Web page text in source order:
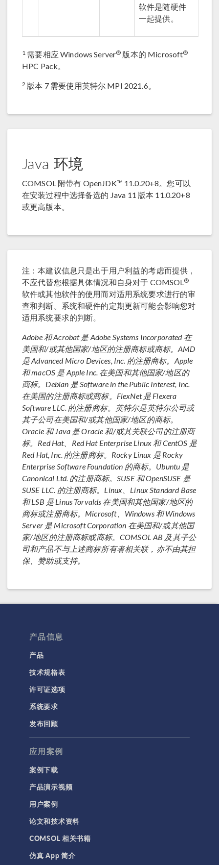
软件是随硬件
一起提供。
1 需要相应 Windows Server® 版本的 Microsoft®
HPC Pack。
2 版本 7 需要使用英特尔 MPI 2021.6。
Java 环境
COMSOL 附带有 OpenJDK™ 11.0.20+8。您可以
在安装过程中选择备选的 Java 11 版本 11.0.20+8
或更高版本。
注：本建议信息只是出于用户利益的考虑而提供，
不应代替您根据具体情况和自身对于 COMSOL®
软件或其他软件的使用而对适用系统要求进行的审
查和判断。系统和硬件的定期更新可能会影响您对
适用系统要求的判断。
Adobe 和 Acrobat 是 Adobe Systems Incorporated 在
美国和/或其他国家/地区的注册商标或商标。AMD
是 Advanced Micro Devices, Inc. 的注册商标。Apple
和 macOS 是 Apple Inc. 在美国和其他国家/地区的
商标。Debian 是 Software in the Public Interest, Inc.
在美国的注册商标或商标。FlexNet 是 Flexera
Software LLC. 的注册商标。英特尔是英特尔公司或
其子公司在美国和/或其他国家/地区的商标。
Oracle 和 Java 是 Oracle 和/或其关联公司的注册商
标。Red Hat、Red Hat Enterprise Linux 和 CentOS 是
Red Hat, Inc. 的注册商标。Rocky Linux 是 Rocky
Enterprise Software Foundation 的商标。Ubuntu 是
Canonical Ltd. 的注册商标。SUSE 和 OpenSUSE 是
SUSE LLC. 的注册商标。Linux、Linux Standard Base
和 LSB 是 Linus Torvalds 在美国和其他国家/地区的
商标或注册商标。Microsoft、Windows 和 Windows
Server 是 Microsoft Corporation 在美国和/或其他国
家/地区的注册商标或商标。COMSOL AB 及其子公
司和产品不与上述商标所有者相关联，亦不由其担
保、赞助或支持。
产品信息
产品
技术规格表
许可证选项
系统要求
发布回顾
应用案例
案例下载
产品演示视频
用户案例
论文和技术资料
COMSOL 相关书籍
仿真 App 简介